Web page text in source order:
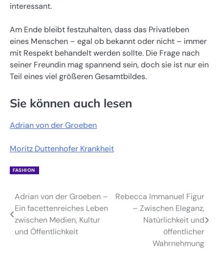
interessant.
Am Ende bleibt festzuhalten, dass das Privatleben
eines Menschen – egal ob bekannt oder nicht – immer
mit Respekt behandelt werden sollte. Die Frage nach
seiner Freundin mag spannend sein, doch sie ist nur ein
Teil eines viel größeren Gesamtbildes.
Sie können auch lesen
Adrian von der Groeben
Moritz Duttenhofer Krankheit
FASHION
Post
navigation
Adrian von der Groeben –
Ein facettenreiches Leben
zwischen Medien, Kultur
und Öffentlichkeit
Rebecca Immanuel Figur
– Zwischen Eleganz,
Natürlichkeit und
öffentlicher
Wahrnehmung